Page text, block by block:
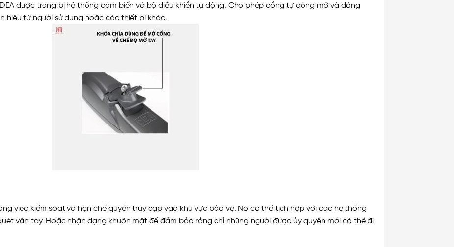
được trang bị hệ thống cảm biến và bộ điều khiển tự động. Cho phép cổng tự động mở và đóng
hiệu từ người sử dụng hoặc các thiết bị khác.
việc kiểm soát và hạn chế quyền truy cập vào khu vực bảo vệ. Nó có thể tích hợp với các hệ thống
vân tay. Hoặc nhận dạng khuôn mặt để đảm bảo rằng chỉ những người được ủy quyền mới có thể đi